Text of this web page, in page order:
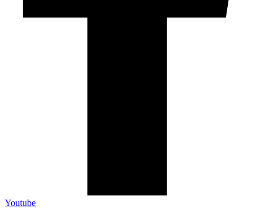
Youtube